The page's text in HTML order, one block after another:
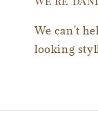
We can't
looking